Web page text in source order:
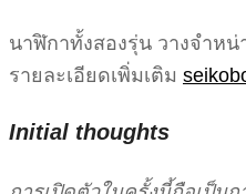
นาฬิกาทั้งสองรุ่น วางจำห
รายละเอียดเพิ่มเติม
Initial thoughts